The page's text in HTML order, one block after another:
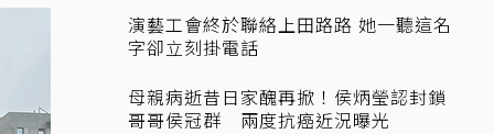
演藝工會終於聯絡上田路路 她一聽這名
字卻立刻掛電話
母親病逝昔日家醜再掀！侯炳瑩認封鎖
哥哥侯冠群 兩度抗癌近況曝光